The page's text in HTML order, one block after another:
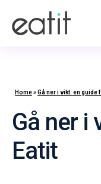
Home»Gå ner i vikt: en
Gå ner i
Eatit‍